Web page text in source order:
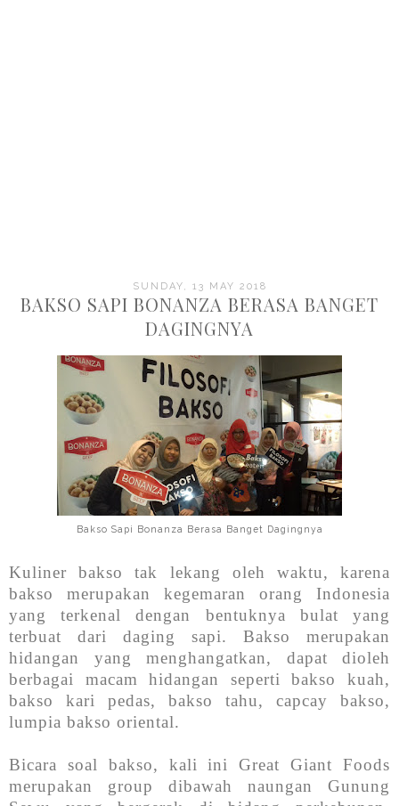
SUNDAY, 13 MAY 2018
BAKSO SAPI BONANZA BERASA BANGET
DAGINGNYA
Bakso Sapi Bonanza Berasa Banget Dagingnya
Kuliner bakso tak lekang oleh waktu, karena
bakso merupakan kegemaran orang Indonesia
yang terkenal dengan bentuknya bulat yang
terbuat dari daging sapi. Bakso merupakan
hidangan yang menghangatkan, dapat dioleh
berbagai macam hidangan seperti bakso kuah,
bakso kari pedas, bakso tahu, capcay bakso,
lumpia bakso oriental.
Bicara soal bakso, kali ini Great Giant Foods
merupakan group dibawah naungan Gunung